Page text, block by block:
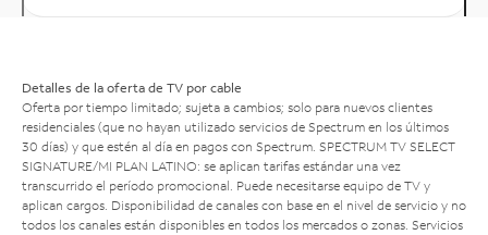
Detalles de la oferta de TV por cable
Oferta por tiempo limitado; sujeta a cambios; solo para nuevos clientes
residenciales (que no hayan utilizado servicios de Spectrum en los últimos
30 días) y que estén al día en pagos con Spectrum. SPECTRUM TV SELECT
SIGNATURE/MI PLAN LATINO: se aplican tarifas estándar una vez
transcurrido el período promocional. Puede necesitarse equipo de TV y
aplican cargos. Disponibilidad de canales con base en el nivel de servicio y no
todos los canales están disponibles en todos los mercados o zonas. Servicios